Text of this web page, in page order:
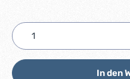
Produkt Anzahl: Gib
In den